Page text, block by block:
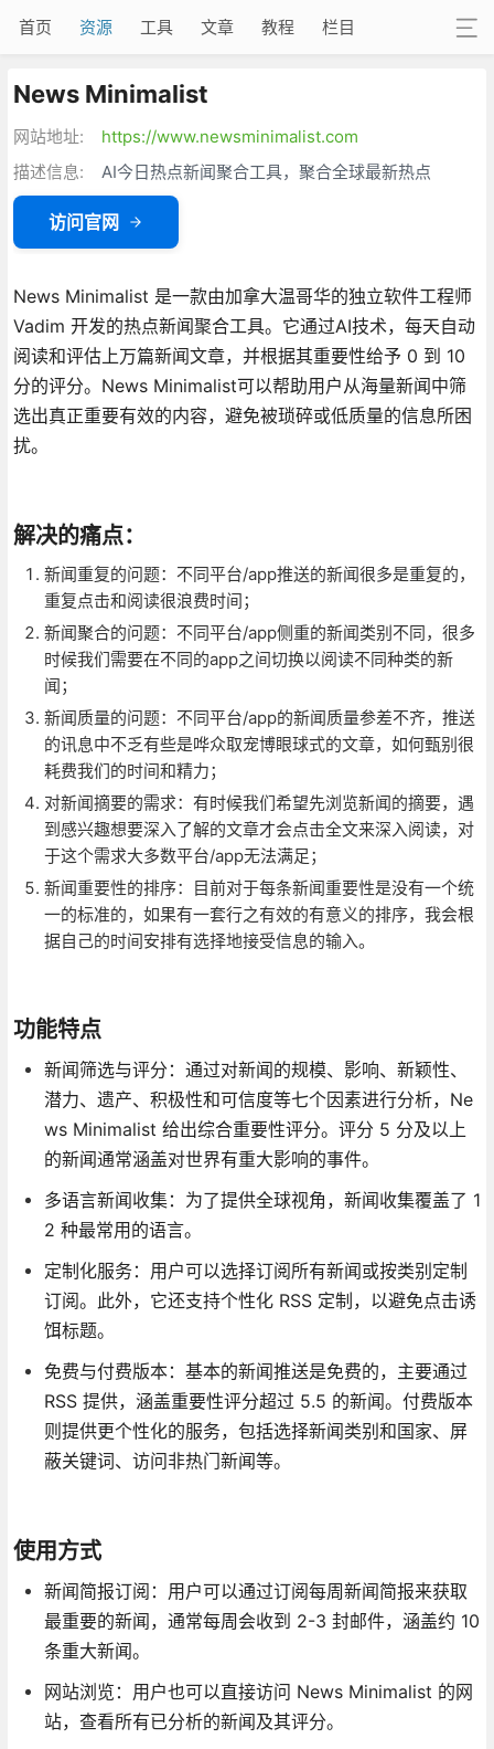
首页 资源 工具 文章 教程 栏目
News Minimalist
网站地址:
https://www.newsminimalist.com
描述信息:
AI今日热点新闻聚合工具，聚合全球最新热点
访问官网
News Minimalist 是一款由加拿大温哥华的独立软件工程师
Vadim 开发的热点新闻聚合工具。它通过AI技术，每天自动
阅读和评估上万篇新闻文章，并根据其重要性给予 0 到 10
分的评分。News Minimalist可以帮助用户从海量新闻中筛
选出真正重要有效的内容，避免被琐碎或低质量的信息所困
扰。
解决的痛点：
新闻重复的问题：不同平台/app推送的新闻很多是重复的，
重复点击和阅读很浪费时间；
新闻聚合的问题：不同平台/app侧重的新闻类别不同，很多
时候我们需要在不同的app之间切换以阅读不同种类的新
闻；
新闻质量的问题：不同平台/app的新闻质量参差不齐，推送
的讯息中不乏有些是哗众取宠博眼球式的文章，如何甄别很
耗费我们的时间和精力；
对新闻摘要的需求：有时候我们希望先浏览新闻的摘要，遇
到感兴趣想要深入了解的文章才会点击全文来深入阅读，对
于这个需求大多数平台/app无法满足；
新闻重要性的排序：目前对于每条新闻重要性是没有一个统
一的标准的，如果有一套行之有效的有意义的排序，我会根
据自己的时间安排有选择地接受信息的输入。
功能特点
新闻筛选与评分：通过对新闻的规模、影响、新颖性、
潜力、遗产、积极性和可信度等七个因素进行分析，Ne
ws Minimalist 给出综合重要性评分。评分 5 分及以上
的新闻通常涵盖对世界有重大影响的事件。
多语言新闻收集：为了提供全球视角，新闻收集覆盖了 1
2 种最常用的语言。
定制化服务：用户可以选择订阅所有新闻或按类别定制
订阅。此外，它还支持个性化 RSS 定制，以避免点击诱
饵标题。
免费与付费版本：基本的新闻推送是免费的，主要通过
RSS 提供，涵盖重要性评分超过 5.5 的新闻。付费版本
则提供更个性化的服务，包括选择新闻类别和国家、屏
蔽关键词、访问非热门新闻等。
使用方式
新闻简报订阅：用户可以通过订阅每周新闻简报来获取
最重要的新闻，通常每周会收到 2-3 封邮件，涵盖约 10
条重大新闻。
网站浏览：用户也可以直接访问 News Minimalist 的网
站，查看所有已分析的新闻及其评分。